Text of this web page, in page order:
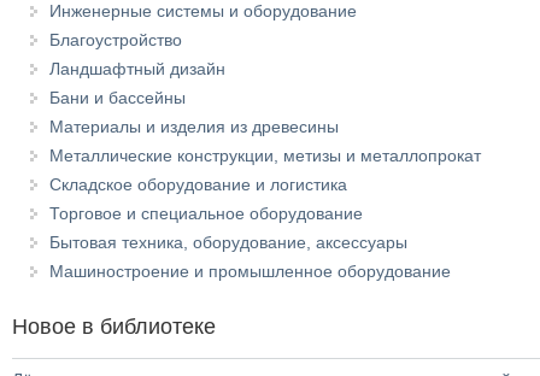
Инженерные системы и оборудование
Благоустройство
Ландшафтный дизайн
Бани и бассейны
Материалы и изделия из древесины
Металлические конструкции, метизы и металлопрокат
Складское оборудование и логистика
Торговое и специальное оборудование
Бытовая техника, оборудование, аксессуары
Машиностроение и промышленное оборудование
Новое в библиотеке